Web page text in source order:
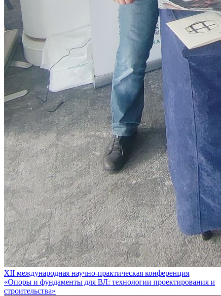
XII международная научно-практическая конференция
«Опоры и фундаменты для ВЛ: технологии проектирования и
строительства»